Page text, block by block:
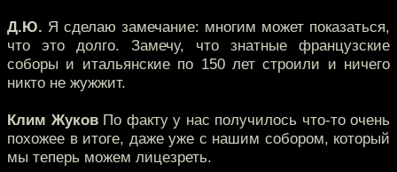
Д.Ю. Я сделаю замечание: многим может показаться,
что это долго. Замечу, что знатные французские
соборы и итальянские по 150 лет строили и ничего
никто не жужжит.
Клим ЖуковПо факту у нас получилось что-то очень
похожее в итоге, даже уже с нашим собором, который
мы теперь можем лицезреть.